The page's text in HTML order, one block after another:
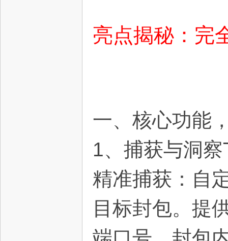
亮点揭秘：完
一、核心功能
1、捕获与洞
精准捕获：自
目标封包。提